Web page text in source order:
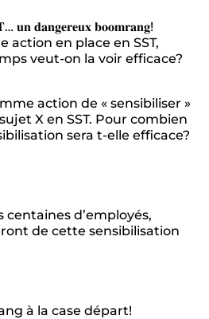
𝐮𝐧 𝐝𝐚𝐧𝐠𝐞𝐫𝐞𝐮𝐱 𝐛𝐨𝐨𝐦𝐫𝐚𝐧𝐠!
action en place en SST,
veut-on la voir efficace?
action de « sensibiliser »
X en SST. Pour combien
sera t-elle efficace?
centaines d’employés,
de cette sensibilisation
à la case départ!